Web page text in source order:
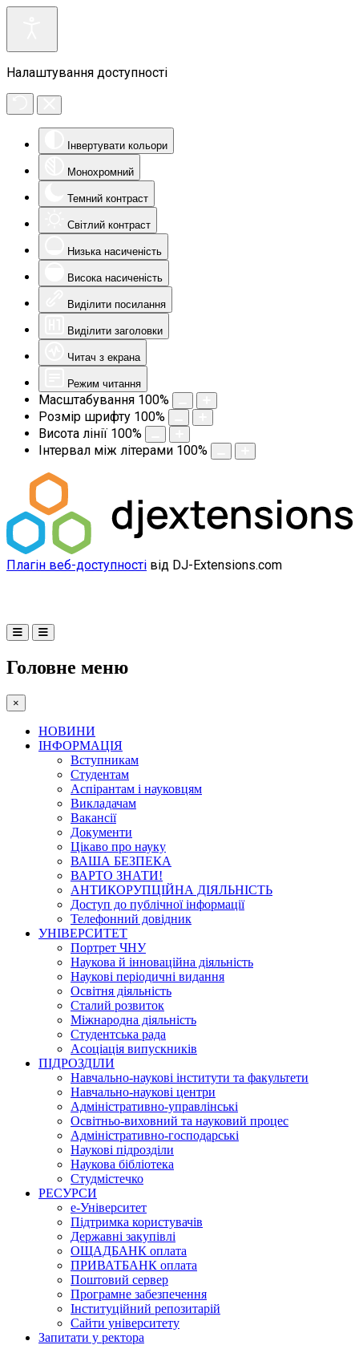
Налаштування доступності
Інвертувати кольори
Монохромний
Темний контраст
Світлий контраст
Низька насиченість
Висока насиченість
Виділити посилання
Виділити заголовки
Читач з екрана
Режим читання
Масштабування 100%
Розмір шрифту 100%
Висота лінії 100%
Інтервал між літерами 100%
Плагін веб-доступності від DJ-Extensions.com
Головне меню
×
НОВИНИ
ІНФОРМАЦІЯ
Вступникам
Студентам
Аспірантам і науковцям
Викладачам
Вакансії
Документи
Цікаво про науку
ВАША БЕЗПЕКА
ВАРТО ЗНАТИ!
АНТИКОРУПЦІЙНА ДІЯЛЬНІСТЬ
Доступ до публічної інформації
Телефонний довідник
УНІВЕРСИТЕТ
Портрет ЧНУ
Наукова й інноваційна діяльність
Наукові періодичні видання
Освітня діяльність
Сталий розвиток
Міжнародна діяльність
Студентська рада
Асоціація випускників
ПІДРОЗДІЛИ
Навчально-наукові інститути та факультети
Навчально-наукові центри
Адміністративно-управлінські
Освітньо-виховний та науковий процес
Адміністративно-господарські
Наукові підрозділи
Наукова бібліотека
Студмістечко
РЕСУРСИ
е-Університет
Підтримка користувачів
Державні закупівлі
ОЩАДБАНК оплата
ПРИВАТБАНК оплата
Поштовий сервер
Програмне забезпечення
Інституційний репозитарій
Сайти університету
Запитати у ректора